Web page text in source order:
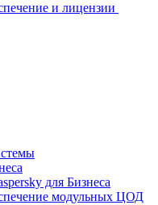
и лицензии
для Бизнеса
модульных ЦОД